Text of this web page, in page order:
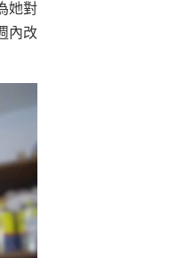
她對
內改